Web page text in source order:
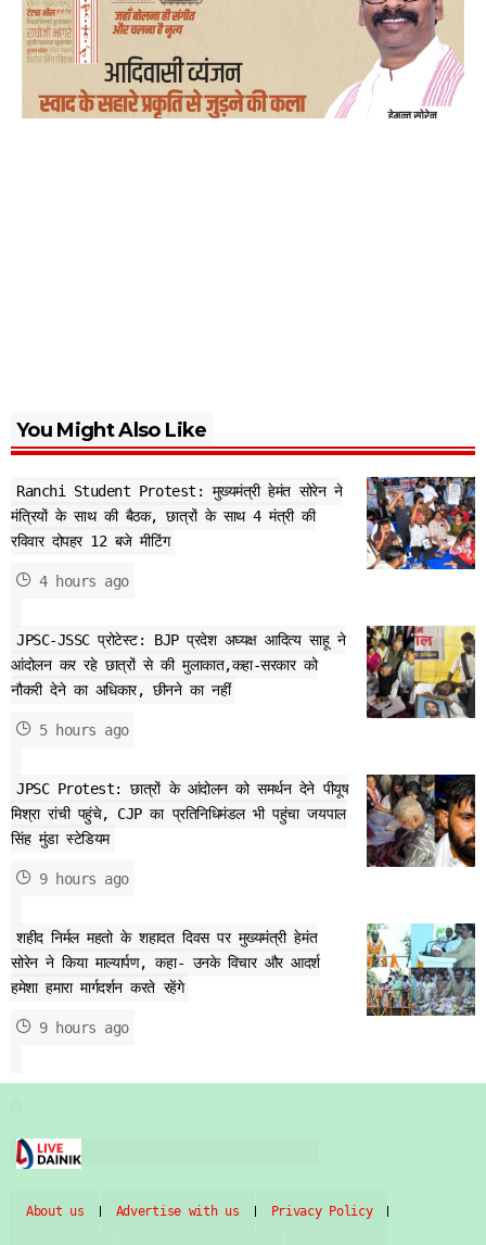
You Might Also Like
Ranchi Student Protest: मुख्यमंत्री हेमंत सोरेन ने
मंत्रियों के साथ की बैठक, छात्रों के साथ 4 मंत्री की
रविवार दोपहर 12 बजे मीटिंग
4 hours ago
JPSC-JSSC प्रोटेस्ट: BJP प्रदेश अघ्यक्ष आदित्य साहू ने
आंदोलन कर रहे छात्रों से की मुलाकात,कहा-सरकार को
नौकरी देने का अधिकार, छीनने का नहीं
5 hours ago
JPSC Protest: छात्रों के आंदोलन को समर्थन देने पीयूष
मिश्रा रांची पहुंचे, CJP का प्रतिनिधिमंडल भी पहुंचा जयपाल
सिंह मुंडा स्टेडियम
9 hours ago
शहीद निर्मल महतो के शहादत दिवस पर मुख्यमंत्री हेमंत
सोरेन ने किया माल्यार्पण, कहा- उनके विचार और आदर्श
हमेशा हमारा मार्गदर्शन करते रहेंगे
9 hours ago
About us Advertise with us Privacy Policy